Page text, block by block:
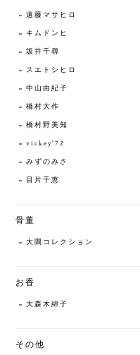
遠藤マサヒロ
キムドンヒ
坂井千尋
スエトシヒロ
中山由紀子
橋村大作
橋村野美知
vickey'72
みずのみさ
目片千恵
骨董
大隅コレクション
お香
大森木綿子
その他